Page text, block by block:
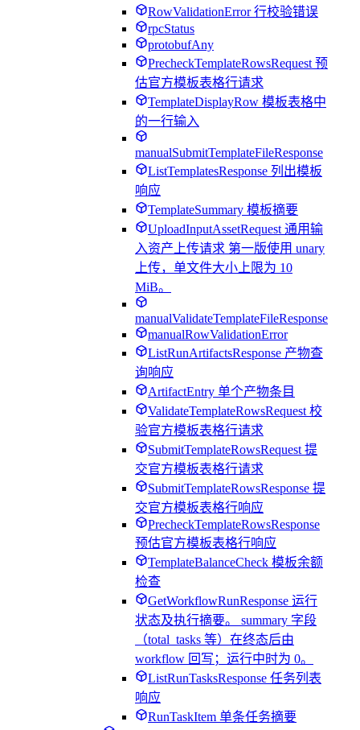
RowValidationError 行校验错误
rpcStatus
protobufAny
PrecheckTemplateRowsRequest 预
估官方模板表格行请求
TemplateDisplayRow 模板表格中
的一行输入
manualSubmitTemplateFileResponse
ListTemplatesResponse 列出模板
响应
TemplateSummary 模板摘要
UploadInputAssetRequest 通用输
入资产上传请求 第一版使用 unary
上传，单文件大小上限为 10
MiB。
manualValidateTemplateFileResponse
manualRowValidationError
ListRunArtifactsResponse 产物查
询响应
ArtifactEntry 单个产物条目
ValidateTemplateRowsRequest 校
验官方模板表格行请求
SubmitTemplateRowsRequest 提
交官方模板表格行请求
SubmitTemplateRowsResponse 提
交官方模板表格行响应
PrecheckTemplateRowsResponse
预估官方模板表格行响应
TemplateBalanceCheck 模板余额
检查
GetWorkflowRunResponse 运行
状态及执行摘要。 summary 字段
（total_tasks 等）在终态后由
workflow 回写；运行中时为 0。
ListRunTasksResponse 任务列表
响应
RunTaskItem 单条任务摘要